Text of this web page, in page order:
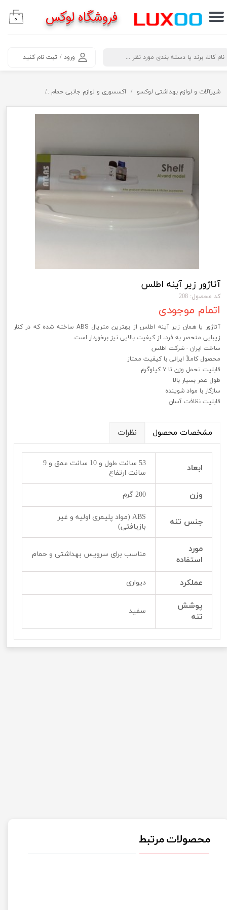
​جستجو ورود / ثبت نام کنید
حساب کاربری من
خروج از حساب کاربری
۰ فروشگاه لوکس
شیرآلات و لوازم بهداشتی لوکسو اکسسوری و لوازم جانبی حمام
آتاژور زیر آینه اطلس
کد محصول: 208
اتمام موجودی
آتاژور یا همان زیر آینه اطلس از بهترین متریال ABS ساخته شده که در کنار
زیبایی منحصر به فرد، از کیفیت بالایی نیز برخوردار است.
ساخت ایران - شرکت اطلس
محصول کاملاً ایرانی با کیفیت ممتاز
قابلیت تحمل وزن تا ۷ کیلوگرم
طول عمر بسیار بالا
سازگار با مواد شوینده
قابلیت نظافت آسان
مشخصات محصول نظرات
ابعاد
53 سانت طول و 10 سانت عمق و 9
سانت ارتفاع
وزن 200 گرم
جنس تنه
ABS (مواد پلیمری اولیه و غیر
بازیافتی)
مورد
استفاده
مناسب برای سرویس بهداشتی و حمام
عملکرد دیواری
پوشش
تنه
سفید
محصولات مرتبط